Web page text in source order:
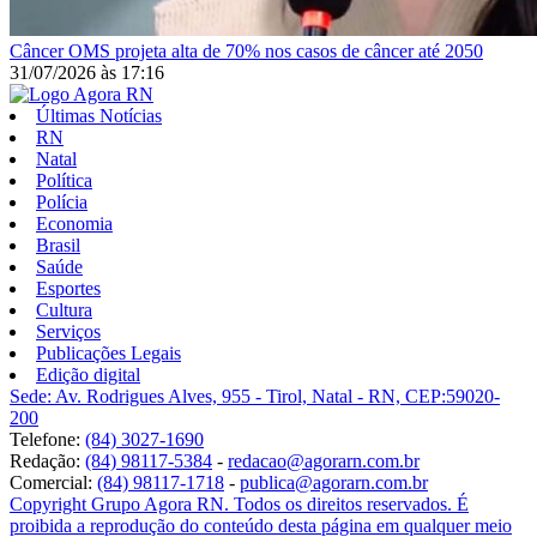
CâncerOMS projeta alta de 70% nos casos de câncer até 2050
31/07/2026 às 17:16
Últimas Notícias
RN
Natal
Política
Polícia
Economia
Brasil
Saúde
Esportes
Cultura
Serviços
Publicações Legais
Edição digital
Sede: Av. Rodrigues Alves, 955 - Tirol, Natal - RN, CEP:59020-
200
Telefone: (84) 3027-1690
Redação: (84) 98117-5384 - redacao@agorarn.com.br
Comercial: (84) 98117-1718 - publica@agorarn.com.br
Copyright Grupo Agora RN. Todos os direitos reservados. É
proibida a reprodução do conteúdo desta página em qualquer meio